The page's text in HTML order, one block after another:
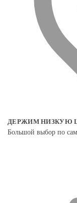
ДЕРЖИМ НИЗКУЮ
Большой выбор по